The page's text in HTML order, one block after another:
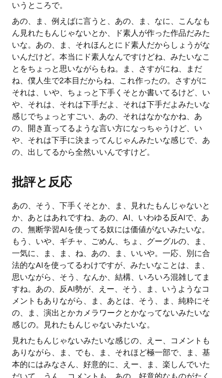
いうところで。
あの、ま、例えばに言うと、あの、ま、なに、こんなも
ん見れたもんじゃないとか、ド素人が作った作品だみた
いな。あの、ま、それほんとにド素人だからしょうがな
いんだけど。本当にド素人なんですけどね、みたいなこ
とをちょっと思いながらもね。ま、さすがにね、まだ
ね、僕人生で2本目だからね、これ作ったの。さすがに
それは、いや、ちょっと下手くそとか書いてるけど、い
や、それは、それは下手だよ、それは下手だよみたいな
感じでちょっとすごい、あの、それはなかなかね、あ
の、開き直ってるような言い方になっちゃうけど、い
や、それは下手に決まってんじゃんみたいな感じで、あ
の、出してるから全然いいんですけど。
批評と反応
あの、そう、下手くそとか、ま、見れたもんじゃないと
か、あとはあれですね、あの、AI、いわゆる反AIで、あ
の、無断学習AIを使ってる奴には価値がないみたいな。
もう、いや、ギチャ、ごめん、ちょ、グーグルの、ま、
一気に、ま、ま、ね、あの、ま、いいや。一応、別に合
法的なAIを使ってるわけですが、みたいなことは、ま、
思いながら、そう、なんか、結構、いろいろ混雑してま
すね。あの、反AI勢が、えー、そう、ま、いうようなコ
メントもありながら、ま、あとは、そう、ま、純粋にそ
の、ま、演出とかカメラワークとかなってないみたいな
感じの。見れたもんじゃないみたいな。
見れたもんじゃないみたいな感じの、えー、コメントも
ありながら、ま、でも、ま、それほど極一部で、ま、基
本的にはみなさん、好意的に、えー、ま、楽しんでいた